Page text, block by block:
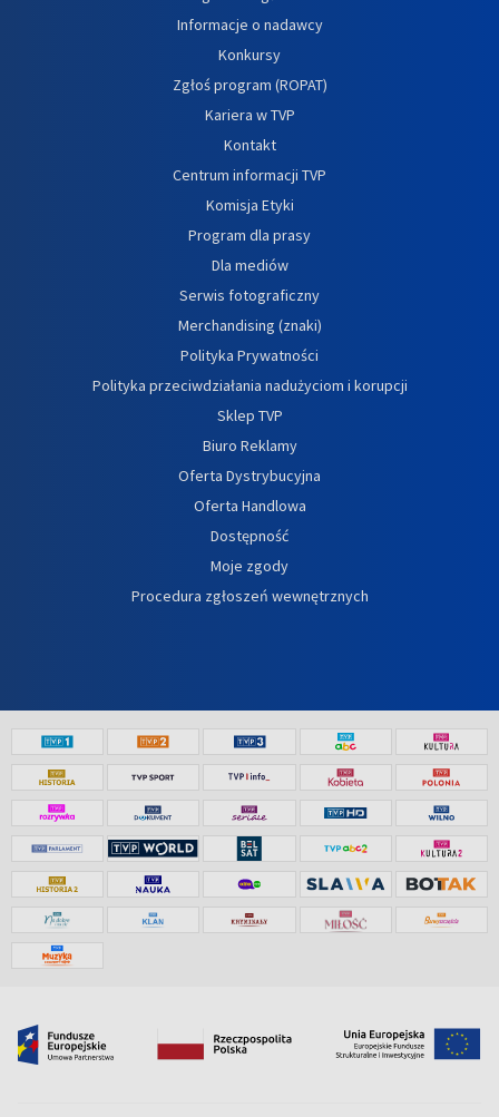
Informacje o nadawcy
Konkursy
Zgłoś program (ROPAT)
Kariera w TVP
Kontakt
Centrum informacji TVP
Komisja Etyki
Program dla prasy
Dla mediów
Serwis fotograficzny
Merchandising (znaki)
Polityka Prywatności
Polityka przeciwdziałania nadużyciom i korupcji
Sklep TVP
Biuro Reklamy
Oferta Dystrybucyjna
Oferta Handlowa
Dostępność
Moje zgody
Procedura zgłoszeń wewnętrznych